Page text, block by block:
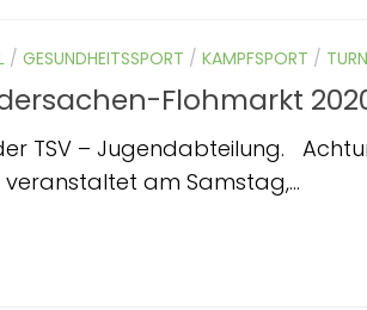
/ GESUNDHEITSSPORT / KAMPFSPORT /
Flohmarkt
TSV – Jugendabteilung.
am Samstag,...